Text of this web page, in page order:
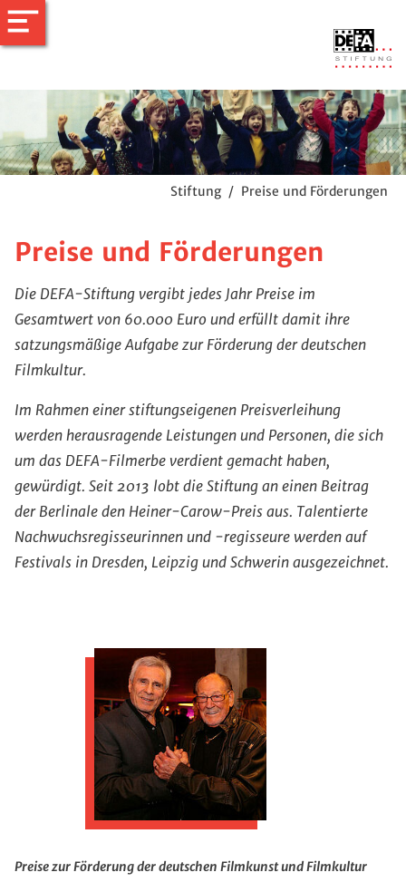
Stiftung / Preise und Förderungen
Preise und Förderungen
Die DEFA-Stiftung vergibt jedes Jahr Preise im
Gesamtwert von 60.000 Euro und erfüllt damit ihre
satzungsmäßige Aufgabe zur Förderung der deutschen
Filmkultur.
Im Rahmen einer stiftungseigenen Preisverleihung
werden herausragende Leistungen und Personen, die sich
um das DEFA-Filmerbe verdient gemacht haben,
gewürdigt. Seit 2013 lobt die Stiftung an einen Beitrag
der Berlinale den Heiner-Carow-Preis aus. Talentierte
Nachwuchsregisseurinnen und -regisseure werden auf
Festivals in Dresden, Leipzig und Schwerin ausgezeichnet.
Preise zur Förderung der deutschen Filmkunst und Filmkultur